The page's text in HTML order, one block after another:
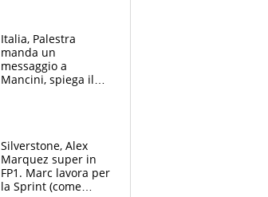
Italia, Palestra
manda un
messaggio a
Mancini, spiega il
Silverstone, Alex
Marquez super in
FP1. Marc lavora per
la Sprint (come